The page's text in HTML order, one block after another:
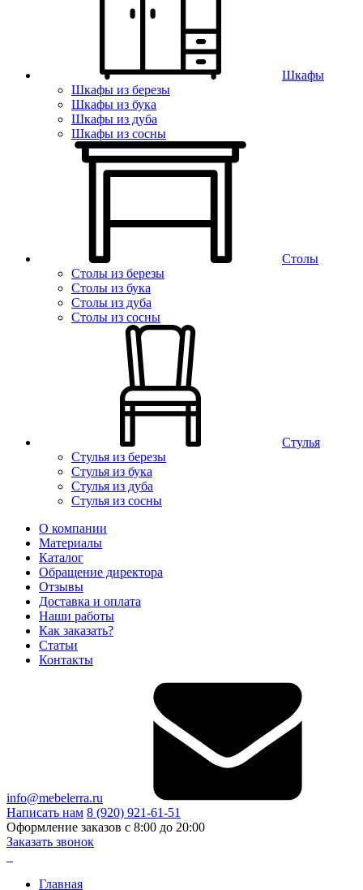
Шкафы
Шкафы из березы
Шкафы из бука
Шкафы из дуба
Шкафы из сосны
Столы
Столы из березы
Столы из бука
Столы из дуба
Столы из сосны
Стулья
Стулья из березы
Стулья из бука
Стулья из дуба
Стулья из сосны
О компании
Материалы
Каталог
Обращение директора
Отзывы
Доставка и оплата
Наши работы
Как заказать?
Статьи
Контакты
info@mebelerra.ru
Написать нам 8 (920) 921-61-51
Оформление заказов с 8:00 до 20:00
Заказать звонок
Главная